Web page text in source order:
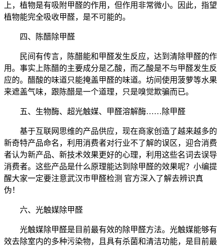
上，植物是有吸附甲醛的作用，但作用非常微小。因此，指望
植物能完全吸收甲醛，是不可能的。
四、陈醋除甲醛
民间有传言，陈醋能和甲醛发生反应，达到清除甲醛的作
用。事实上陈醋的主要成分是乙酸，而乙酸是不与甲醛发生反
应的。醋酸的味道只能掩盖甲醛的味道。坊间使用菠萝等水果
来遮盖气味，跟陈醋是一个道理，只是嗅觉欺骗而已。
五、生物酶、超光触媒、甲醛溶解酶……除甲醛
基于互联网思维的产品供应，现在商家创造了越来越多的
新奇特产品命名，利用消费者对行业不了解的误区，迎合消费
者认为新产品、新技术效果更好的心理，利用这些名词去误导
消费者。这些产品是什么原理能达到除甲醛的效果呢？小编提
醒大家一定要注意武汉市甲醛检测 官方深入了解去辨识真
伪！
六、光触媒除甲醛
光触媒除甲醛是目前最有效的除甲醛方法。光触媒能够有
效去除室内的多种污染物，且具有杀菌和清洁功能，是目前最